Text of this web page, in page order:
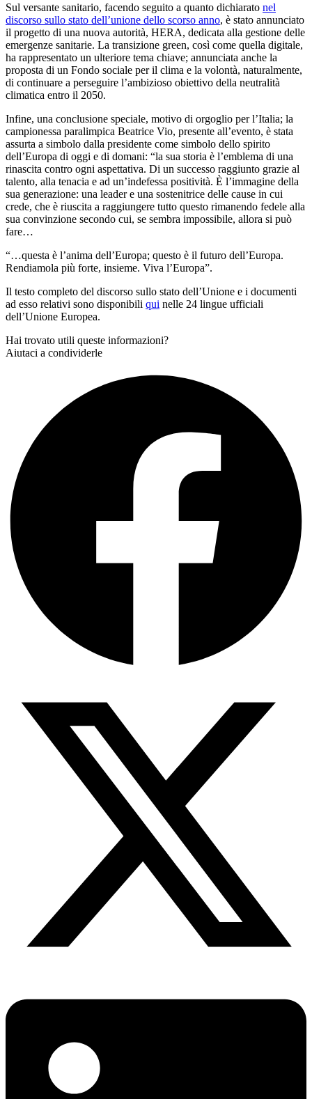
Sul versante sanitario, facendo seguito a quanto dichiarato nel
discorso sullo stato dell’unione dello scorso anno, è stato annunciato
il progetto di una nuova autorità, HERA, dedicata alla gestione delle
emergenze sanitarie. La transizione green, così come quella digitale,
ha rappresentato un ulteriore tema chiave; annunciata anche la
proposta di un Fondo sociale per il clima e la volontà, naturalmente,
di continuare a perseguire l’ambizioso obiettivo della neutralità
climatica entro il 2050.
Infine, una conclusione speciale, motivo di orgoglio per l’Italia; la
campionessa paralimpica Beatrice Vio, presente all’evento, è stata
assurta a simbolo dalla presidente come simbolo dello spirito
dell’Europa di oggi e di domani: “la sua storia è l’emblema di una
rinascita contro ogni aspettativa. Di un successo raggiunto grazie al
talento, alla tenacia e ad un’indefessa positività. È l’immagine della
sua generazione: una leader e una sostenitrice delle cause in cui
crede, che è riuscita a raggiungere tutto questo rimanendo fedele alla
sua convinzione secondo cui, se sembra impossibile, allora si può
fare…
“…questa è l’anima dell’Europa; questo è il futuro dell’Europa.
Rendiamola più forte, insieme. Viva l’Europa”.
Il testo completo del discorso sullo stato dell’Unione e i documenti
ad esso relativi sono disponibili qui nelle 24 lingue ufficiali
dell’Unione Europea.
Hai trovato utili queste informazioni?
Aiutaci a condividerle